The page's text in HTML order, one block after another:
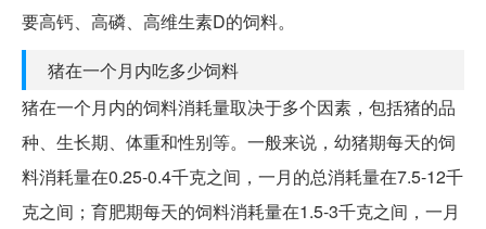
要高钙、高磷、高维生素D的饲料。
猪在一个月内吃多少饲料
猪在一个月内的饲料消耗量取决于多个因素，包括猪的品
种、生长期、体重和性别等。一般来说，幼猪期每天的饲
料消耗量在0.25-0.4千克之间，一月的总消耗量在7.5-12千
克之间；育肥期每天的饲料消耗量在1.5-3千克之间，一月